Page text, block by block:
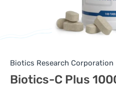
Biotics Research Corporation
Biotics-C Plus